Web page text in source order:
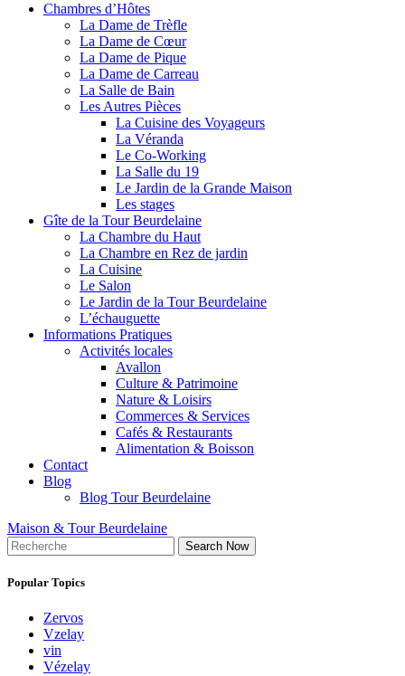
Chambres d’Hôtes
La Dame de Trèfle
La Dame de Cœur
La Dame de Pique
La Dame de Carreau
La Salle de Bain
Les Autres Pièces
La Cuisine des Voyageurs
La Véranda
Le Co-Working
La Salle du 19
Le Jardin de la Grande Maison
Les stages
Gîte de la Tour Beurdelaine
La Chambre du Haut
La Chambre en Rez de jardin
La Cuisine
Le Salon
Le Jardin de la Tour Beurdelaine
L’échauguette
Informations Pratiques
Activités locales
Avallon
Culture & Patrimoine
Nature & Loisirs
Commerces & Services
Cafés & Restaurants
Alimentation & Boisson
Contact
Blog
Blog Tour Beurdelaine
Maison & Tour Beurdelaine
Search Now
Popular Topics
Zervos
Vzelay
vin
Vézelay